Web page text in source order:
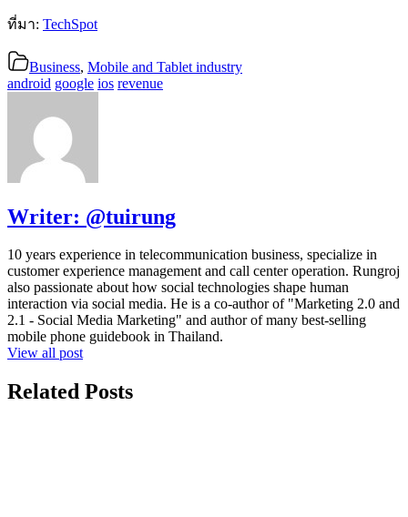
ที่มา: TechSpot
Business, Mobile and Tablet industry
android google ios revenue
Writer: @tuirung
10 years experience in telecommunication business, specialize in
customer experience management and call center operation. Rungroj
also passionate about how social technologies shape human
interaction via social media. He is a co-author of "Marketing 2.0 and
2.1 - Social Media Marketing" and author of many best-selling
mobile phone guidebook in Thailand.
View all post
Related Posts